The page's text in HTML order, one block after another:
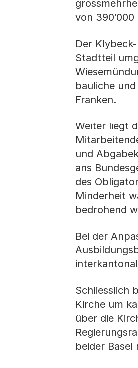
von
Der
Stadtteil
bauliche
Franken.
Weiter liegt
und
ans
des
Minderheit
bedrohend
Bei der
Schliesslich
Kirche um
über die
beider